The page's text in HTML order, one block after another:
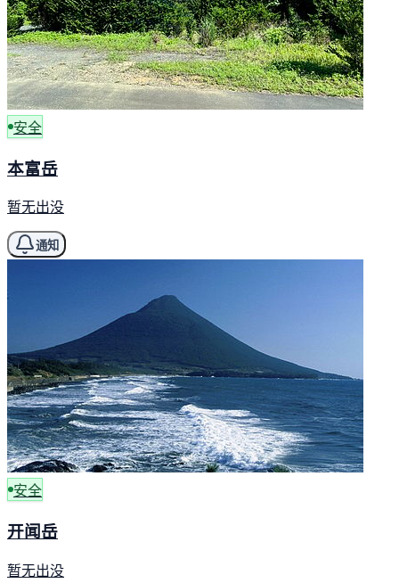
安全
本富岳
暂无出没
通知
安全
开闻岳
暂无出没